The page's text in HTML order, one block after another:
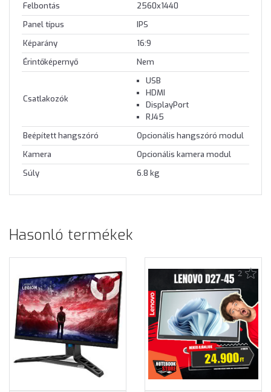
Felbontás
2560x1440
Panel típus
IPS
Képarány
16:9
Érintőképernyő
Nem
Csatlakozók
USB
HDMI
DisplayPort
RJ45
Beépített hangszóró
Opcionális hangszóró modul
Kamera
Opcionális kamera modul
Súly
6.8 kg
Hasonló termékek
2